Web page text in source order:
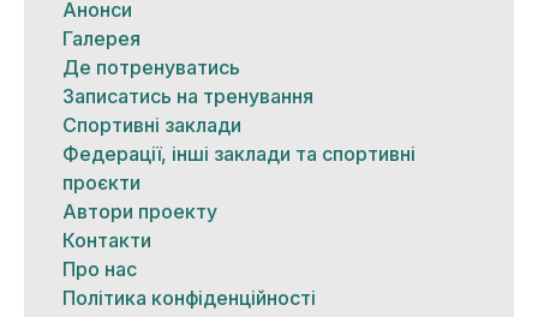
Анонси
Галерея
Де потренуватись
Записатись на тренування
Спортивні заклади
Федерації, інші заклади та спортивні
проєкти
Автори проекту
Контакти
Про нас
Політика конфіденційності